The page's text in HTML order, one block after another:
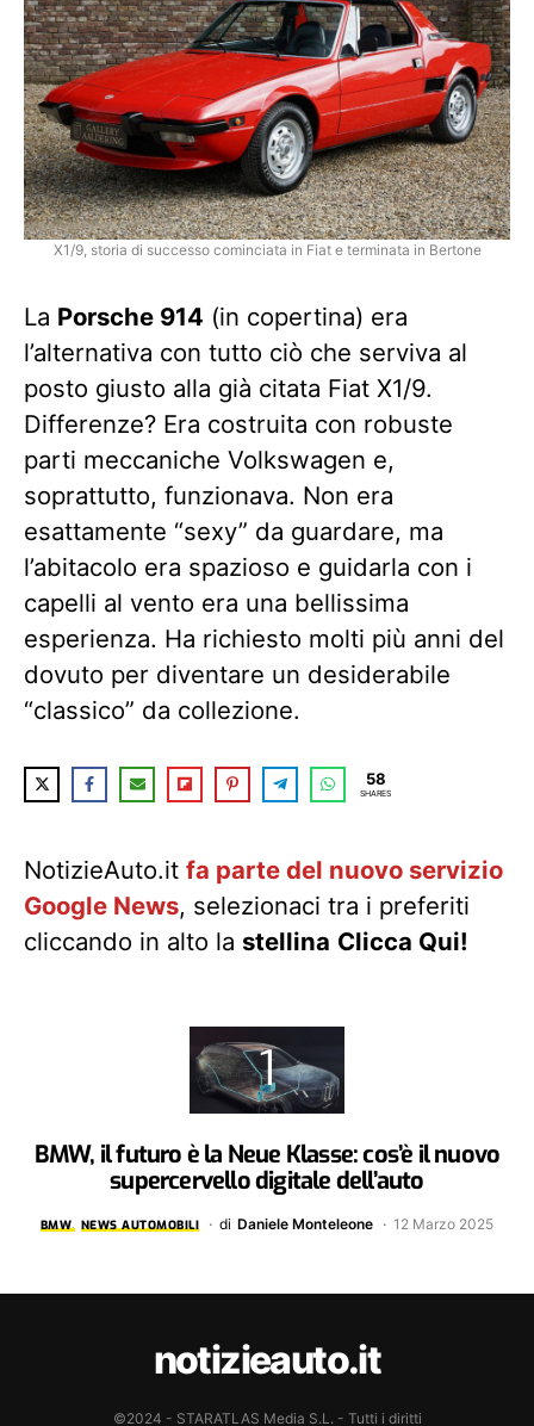
X1/9, storia di successo cominciata in Fiat e terminata in Bertone
La Porsche 914 (in copertina) era
l’alternativa con tutto ciò che serviva al
posto giusto alla già citata Fiat X1/9.
Differenze? Era costruita con robuste
parti meccaniche Volkswagen e,
soprattutto, funzionava. Non era
esattamente “sexy” da guardare, ma
l’abitacolo era spazioso e guidarla con i
capelli al vento era una bellissima
esperienza. Ha richiesto molti più anni del
dovuto per diventare un desiderabile
“classico” da collezione.
58
SHARES
NotizieAuto.it fa parte del nuovo servizio
Google News, selezionaci tra i preferiti
cliccando in alto la stellina Clicca Qui!
BMW, il futuro è la Neue Klasse: cos’è il nuovo
supercervello digitale dell’auto
BMW NEWS AUTOMOBILI di Daniele Monteleone 12 Marzo 2025
notizieauto.it
©2024 - STARATLAS Media S.L. - Tutti i diritti